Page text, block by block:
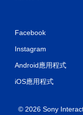
Facebook
Instagram
Android應用程式
iOS應用程式
© 2026 Sony